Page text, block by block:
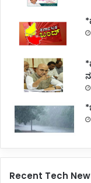
Recent Tech